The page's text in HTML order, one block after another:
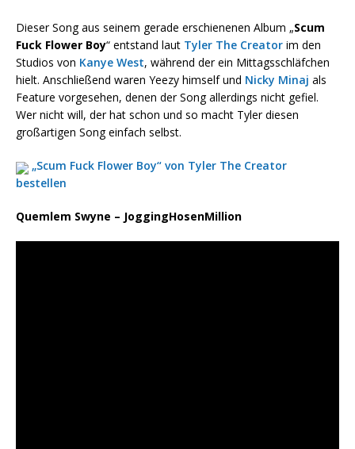
Dieser Song aus seinem gerade erschienenen Album „Scum
Fuck Flower Boy“ entstand laut Tyler The Creator im den
Studios von Kanye West, während der ein Mittagsschläfchen
hielt. Anschließend waren Yeezy himself und Nicky Minaj als
Feature vorgesehen, denen der Song allerdings nicht gefiel.
Wer nicht will, der hat schon und so macht Tyler diesen
großartigen Song einfach selbst.
„Scum Fuck Flower Boy“ von Tyler The Creator
bestellen
Quemlem Swyne – JoggingHosenMillion